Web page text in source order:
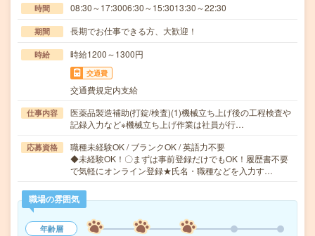
時間 08:30～17:3006:30～15:3013:30～22:30
期間 長期でお仕事できる方、大歓迎！
時給 時給1200～1300円
交通費
交通費規定内支給
仕事内容
医薬品製造補助(打錠/検査)(1)機械立ち上げ後の工程検査や
記録入力など※機械立ち上げ作業は社員が行…
応募資格
職種未経験OK / ブランクOK / 英語力不要
◆未経験OK！〇まずは事前登録だけでもOK！履歴書不要
で気軽にオンライン登録★氏名・職種などを入力す…
職場の雰囲気
年齢層